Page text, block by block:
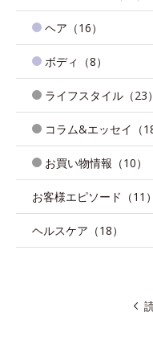
ヘア（16）
ボディ（8）
ライフスタイル（23）
コラム&エッセイ（
お買い物情報（10）
お客様エピソード（11）
ヘルスケア（18）